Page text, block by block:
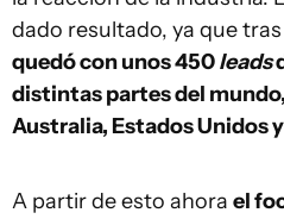
dado resultado, ya que
quedó con unos 450leads
distintas partes del
Australia, Estados Unidos
A partir de esto ahora el